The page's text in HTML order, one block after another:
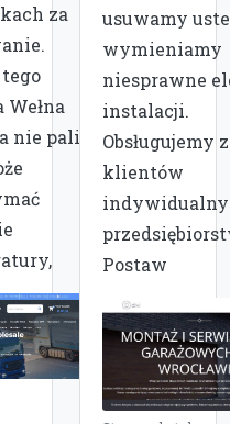
za
nie pali
usuwamy
wymieniamy
niesprawne
instalacji.
Obsługujemy
klientów
Postaw